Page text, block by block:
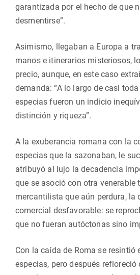
garantizada por el hecho de que
desmentirse”.
Asimismo, llegaban a Europa a
manos e itinerarios misteriosos,
precio, aunque, en este caso
demanda: “A lo largo de casi
especias fueron un indicio
distinción y riqueza”.
A la exuberancia romana con la
especias que la sazonaban, le
atribuyó al lujo la decadencia
que se asoció con otra venerable
mercantilista que aún perdura, la
comercial desfavorable: se
que no fueran autóctonas sino
Con la caída de Roma se resintió
especias, pero después refloreció